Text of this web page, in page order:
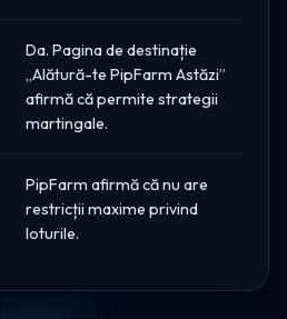
Da. Pagina de destinație
„Alătură-te PipFarm Astăzi”
afirmă că permite strategii
martingale.
PipFarm afirmă că nu are
restricții maxime privind
loturile.